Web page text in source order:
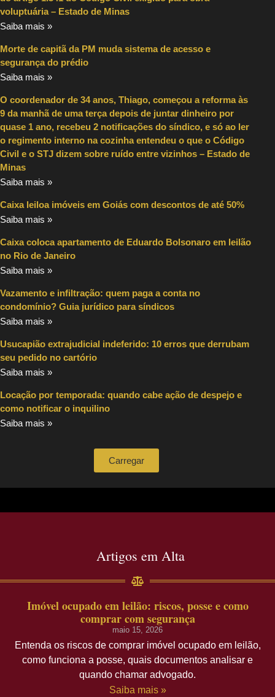
voluptuária – Estado de Minas
Saiba mais »
Morte de capitã da PM muda sistema de acesso e
segurança do prédio
Saiba mais »
O coordenador de 34 anos, Thiago, começou a reforma às
9 da manhã de uma terça depois de juntar dinheiro por
quase 1 ano, recebeu 2 notificações do síndico, e só ao ler
o regimento interno na cozinha entendeu o que o Código
Civil e o STJ dizem sobre ruído entre vizinhos – Estado de
Minas
Saiba mais »
Caixa leiloa imóveis em Goiás com descontos de até 50%
Saiba mais »
Caixa coloca apartamento de Eduardo Bolsonaro em leilão
no Rio de Janeiro
Saiba mais »
Vazamento e infiltração: quem paga a conta no
condomínio? Guia jurídico para síndicos
Saiba mais »
Usucapião extrajudicial indeferido: 10 erros que derrubam
seu pedido no cartório
Saiba mais »
Locação por temporada: quando cabe ação de despejo e
como notificar o inquilino
Saiba mais »
Carregar
Artigos em Alta
Imóvel ocupado em leilão: riscos, posse e como
comprar com segurança
maio 15, 2026
Entenda os riscos de comprar imóvel ocupado em leilão,
como funciona a posse, quais documentos analisar e
quando chamar advogado.
Saiba mais »